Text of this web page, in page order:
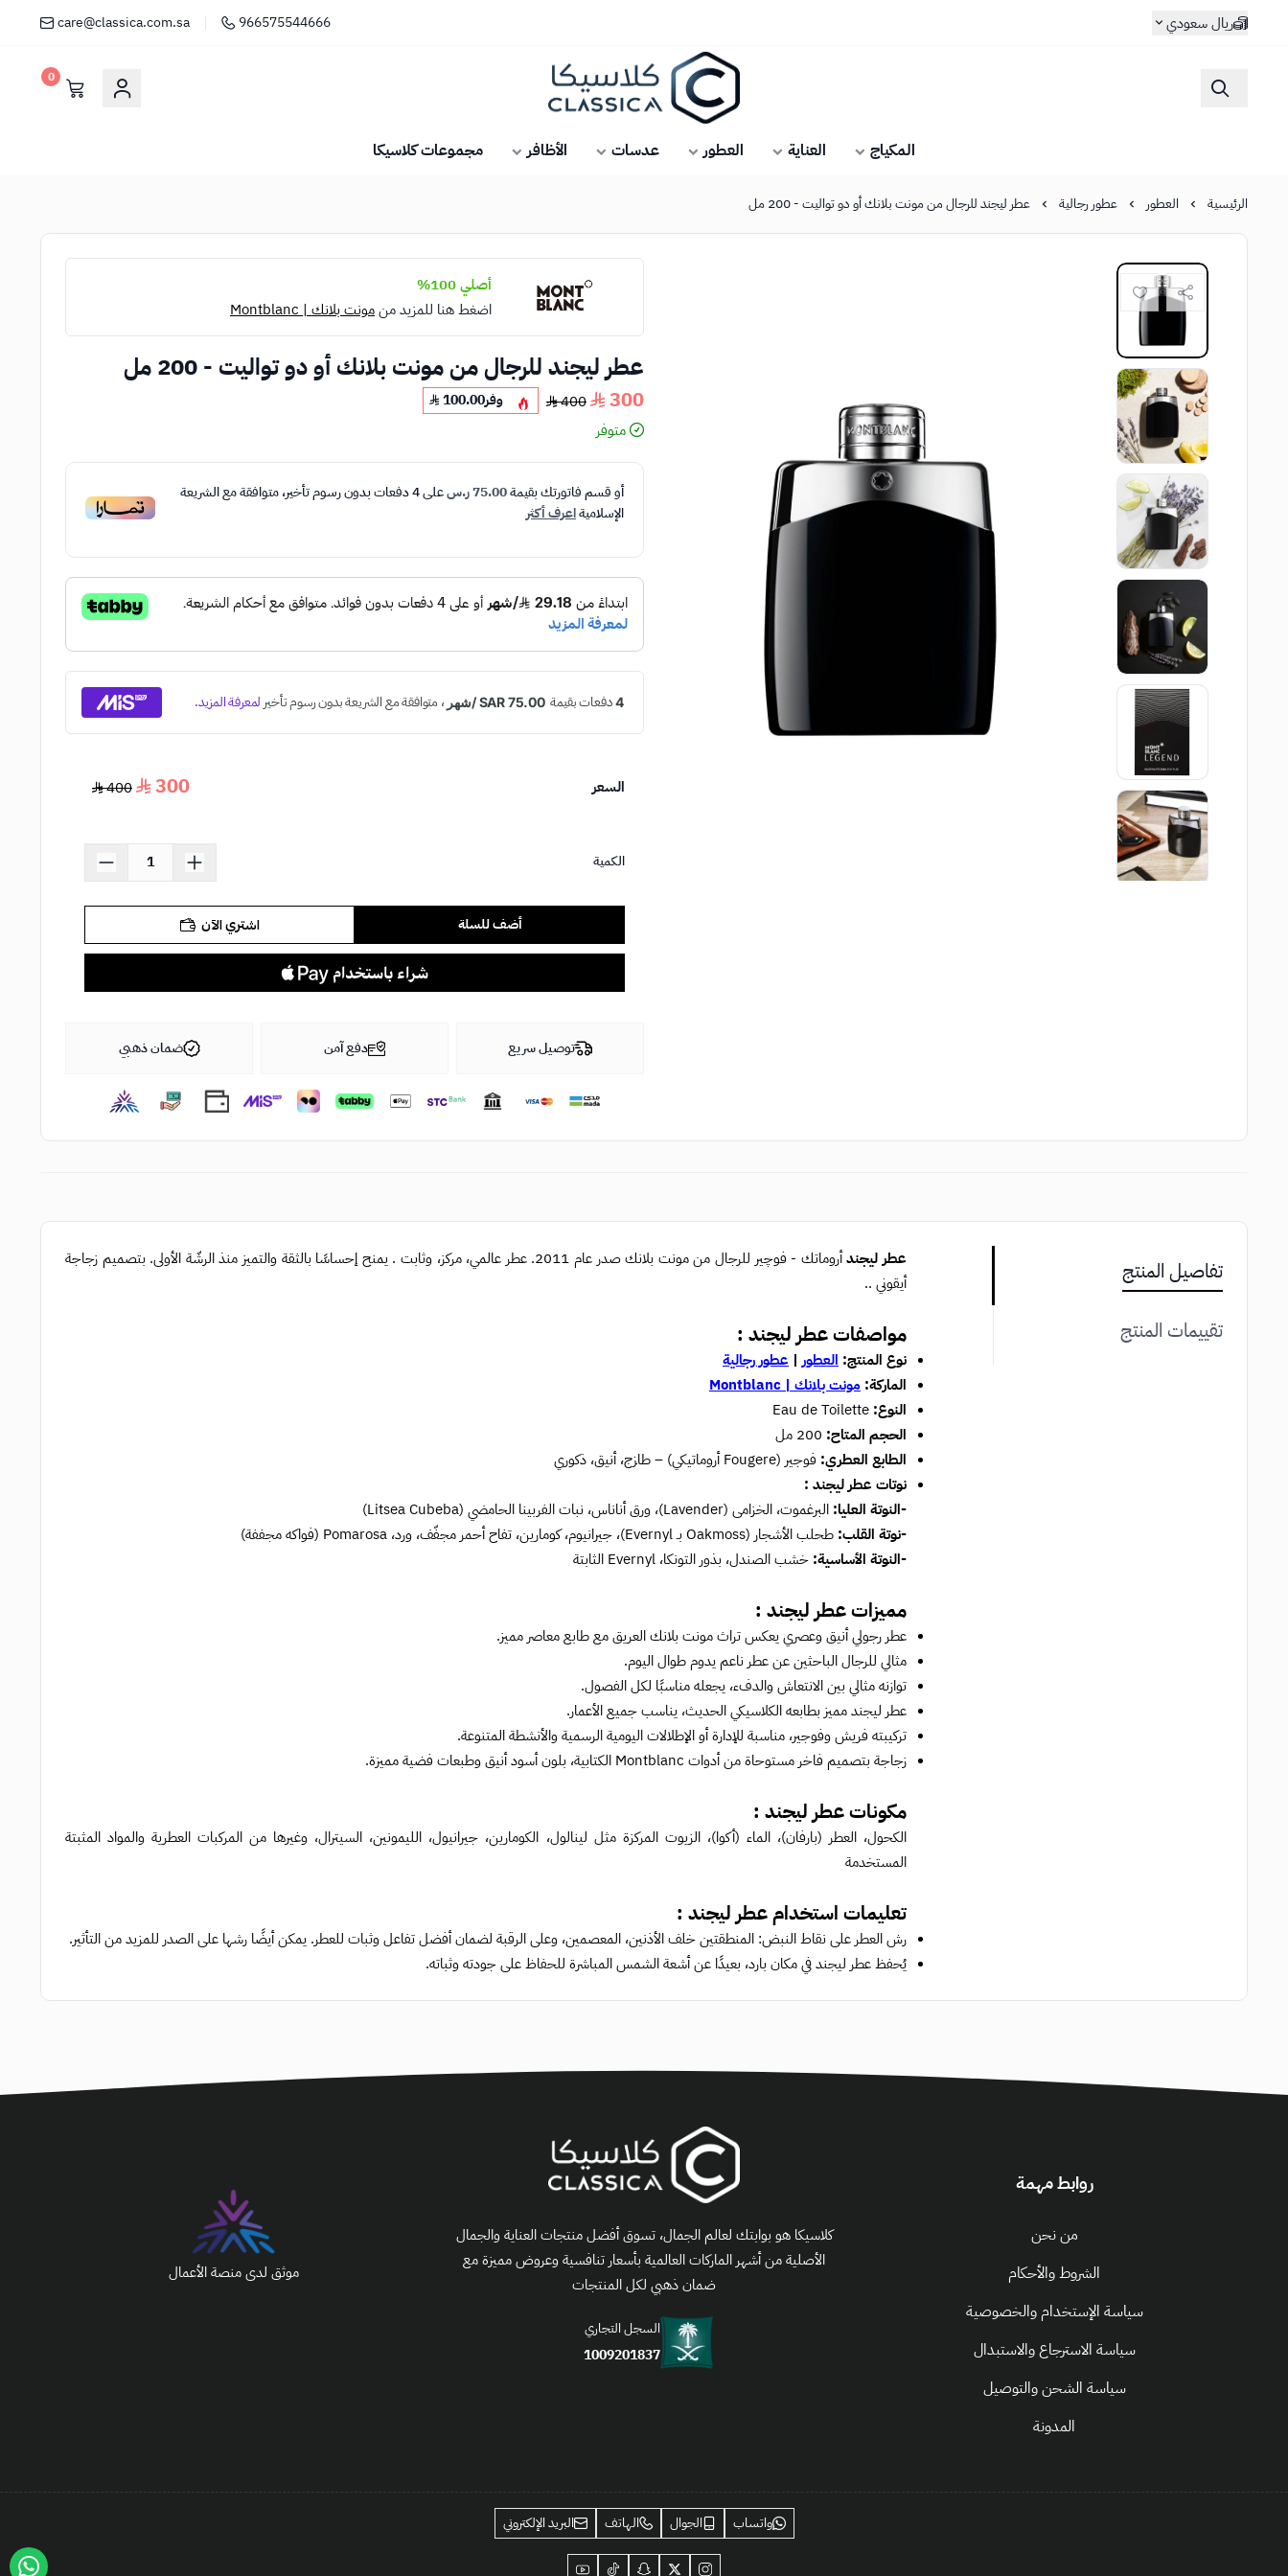
ريال سعودي 966575544666
care@classica.com.sa
كلاسيكا
0
المكياج العناية العطور عدسات الأظافر مجموعات كلاسيكا
الرئيسية العطور عطور رجالية عطر ليجند للرجال من مونت بلانك أو دو تواليت - 200 مل
أصلي 100%
اضغط هنا للمزيد منمونت بلانك | Montblanc
عطر ليجند للرجال من مونت بلانك أو دو تواليت - 200 مل
300
400 وفر100.00
متوفر
أو قسم فاتورتك بقيمة75.00 ر.س على4دفعات بدون رسوم تأخير، متوافقة مع الشريعة
الإسلاميةاعرف أكثر
السعر 300
400
الكمية
أضف للسلة اشتري الآن
توصيل سريع دفع آمن ضمان ذهبي
تفاصيل المنتج
تقييمات المنتج
عطر ليجند أروماتك - فوچير للرجال من مونت بلانك صدر عام 2011. عطر عالمي، مركز، وثابت . يمنح إحساسًا بالثقة والتميز منذ الرشّة الأولى. بتصميم زجاجة
أيقوني ..
مواصفات عطر ليجند :
نوع المنتج: العطور | عطور رجالية
الماركة: مونت بلانك | Montblanc
النوع:
الحجم المتاح:
الطابع العطري: فوجير (Fougere أروماتيكي) – طازج، أنيق، ذكوري
نوتات عطر ليجند :
-النوتة العليا: البرغموت، الخزامى (Lavender)، ورق أناناس، نبات الفربينا الحامضي (Litsea Cubeba)
-نوتة القلب: طحلب الأشجار (Oakmoss بـ Evernyl)، جيرانيوم، كومارين، تفاح أحمر مجفّف، ورد، Pomarosa (فواكه مجففة)
-النوتة الأساسية: خشب الصندل، بذور التونكا، Evernyl الثابتة
مميزات عطر ليجند :
عطر رجولي أنيق وعصري يعكس تراث مونت بلانك العريق مع طابع معاصر مميز.
مثالي للرجال الباحثين عن عطر ناعم يدوم طوال اليوم.
توازنه مثالي بين الانتعاش والدفء، يجعله مناسبًا لكل الفصول.
عطر ليجند مميز بطابعه الكلاسيكي الحديث، يناسب جميع الأعمار.
تركيبته فريش وفوجير، مناسبة للإدارة أو الإطلالات اليومية الرسمية والأنشطة المتنوعة.
زجاجة بتصميم فاخر مستوحاة من أدوات Montblanc الكتابية، بلون أسود أنيق وطبعات فضية مميزة.
مكونات عطر ليجند :
الكحول، العطر (بارفان)، الماء (أكوا)، الزيوت المركزة مثل لينالول، الكومارين، جيرانيول، الليمونين، السيترال، وغيرها من المركبات العطرية والمواد المثبتة
المستخدمة
تعليمات استخدام عطر ليجند :
رش العطر على نقاط النبض: المنطقتين خلف الأذنين، المعصمين، وعلى الرقبة لضمان أفضل تفاعل وثبات للعطر. يمكن أيضًا رشها على الصدر للمزيد من التأثير.
يُحفظ عطر ليجند في مكان بارد، بعيدًا عن أشعة الشمس المباشرة للحفاظ على جودته وثباته.
روابط مهمة
من نحن
الشروط والأحكام
سياسة الإستخدام والخصوصية
سياسة الاسترجاع والاستبدال
سياسة الشحن والتوصيل
المدونة
كلاسيكا هو بوابتك لعالم الجمال، تسوق أفضل منتجات العناية والجمال
الأصلية من أشهر الماركات العالمية بأسعار تنافسية وعروض مميزة مع
ضمان ذهبي لكل المنتجات
السجل التجاري
1009201837
موثق لدى منصة الأعمال
واتساب الجوال الهاتف البريد الإلكتروني